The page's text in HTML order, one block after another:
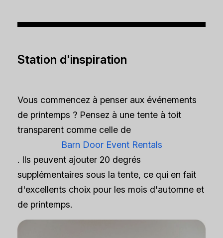
Station d'inspiration
Vous commencez à penser aux événements
de printemps ? Pensez à une tente à toit
transparent comme celle de
Barn Door Event Rentals
. Ils peuvent ajouter 20 degrés
supplémentaires sous la tente, ce qui en fait
d'excellents choix pour les mois d'automne et
de printemps.